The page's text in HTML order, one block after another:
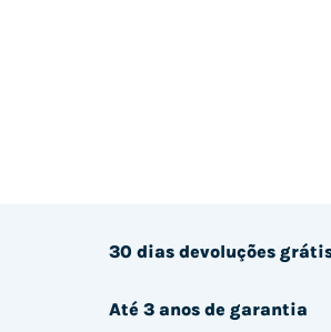
30 dias devoluções
Até 3 anos de garantia